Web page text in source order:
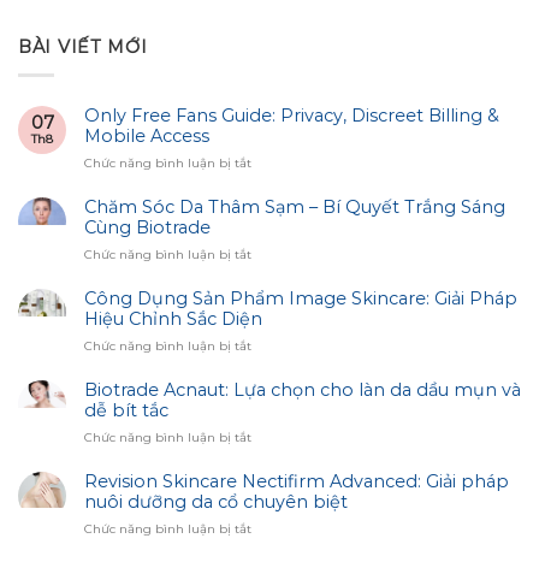
BÀI VIẾT MỚI
07
Th8
Only Free Fans Guide: Privacy, Discreet Billing &
Mobile Access
Chức năng bình luận bị tắtở
Free
Privacy,
Billing
&
Access
Chăm Sóc Da Thâm Sạm – Bí Quyết Trắng Sáng
Cùng Biotrade
Chức năng bình luận bị tắtở
Sóc
Sạm
Bí
Sáng
Biotrade
Công Dụng Sản Phẩm Image Skincare: Giải Pháp
Hiệu Chỉnh Sắc Diện
Chức năng bình luận bị tắtở
Dụng
Sản
Image
Giải
Pháp
Chỉnh
Biotrade Acnaut: Lựa chọn cho làn da dầu mụn và
dễ bít tắc
Chức năng bình luận bị tắtở
Acnaut:
Lựa
chọn
cho
Revision Skincare Nectifirm Advanced: Giải pháp
nuôi dưỡng da cổ chuyên biệt
Chức năng bình luận bị tắtở